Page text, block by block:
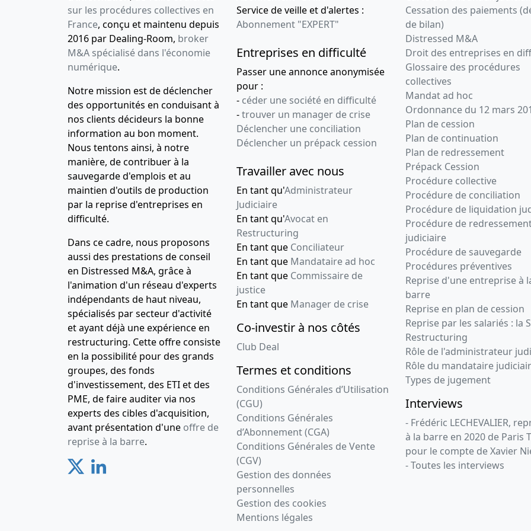
sur les procédures collectives en
France, conçu et maintenu depuis
2016 par Dealing-Room, broker
M&A spécialisé dans l'économie
numérique.
Notre mission est de déclencher
des opportunités en conduisant à
nos clients décideurs la bonne
information au bon moment.
Nous tentons ainsi, à notre
manière, de contribuer à la
sauvegarde d'emplois et au
maintien d'outils de production
par la reprise d'entreprises en
difficulté.
Dans ce cadre, nous proposons
aussi des prestations de conseil
en Distressed M&A, grâce à
l'animation d'un réseau d'experts
indépendants de haut niveau,
spécialisés par secteur d'activité
et ayant déjà une expérience en
restructuring. Cette offre consiste
en la possibilité pour des grands
groupes, des fonds
d'investissement, des ETI et des
PME, de faire auditer via nos
experts des cibles d'acquisition,
avant présentation d'une offre de
reprise à la barre.
Service de veille et d'alertes :
Abonnement "EXPERT"
Entreprises en difficulté
Passer une annonce anonymisée
pour :
- céder une société en difficulté
-trouver un manager de crise
Déclencher une conciliation
Déclencher un prépack cession
Travailler avec nous
En tant qu'Administrateur
Judiciaire
En tant qu'Avocat en
Restructuring
En tant que Conciliateur
En tant que Mandataire ad hoc
En tant que Commissaire de
justice
En tant que Manager de crise
Co-investir à nos côtés
Club Deal
Termes et conditions
Conditions Générales d’Utilisation
(CGU)
Conditions Générales
d’Abonnement (CGA)
Conditions Générales de Vente
(CGV)
Gestion des données
personnelles
Gestion des cookies
Mentions légales
Cessation des paiements
de bilan)
Distressed M&A
Droit des entreprises en
Glossaire des procédures
collectives
Mandat ad hoc
Ordonnance du 12 mars
Plan de cession
Plan de continuation
Plan de redressement
Prépack Cession
Procédure collective
Procédure de conciliation
Procédure de liquidation
Procédure de
judiciaire
Procédure de sauvegarde
Procédures préventives
Reprise d'une entreprise à
barre
Reprise en plan de cession
Reprise par les salariés : la
Restructuring
Rôle de l'administrateur
Rôle du mandataire
Types de jugement
Interviews
- Frédéric LECHEVALIER,
à la barre en 2020 de Paris
pour le compte de Xavier
- Toutes les interviews